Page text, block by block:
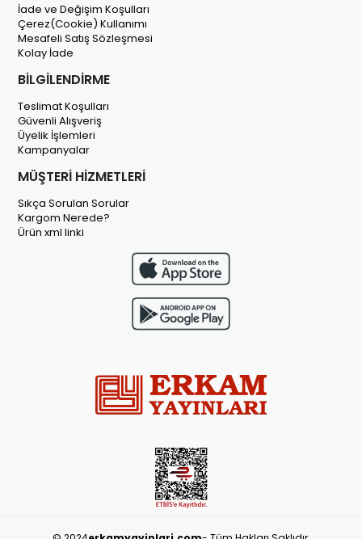
İade ve Değişim Koşulları
Çerez(Cookie) Kullanımı
Mesafeli Satış Sözleşmesi
Kolay İade
BİLGİLENDİRME
Teslimat Koşulları
Güvenli Alışveriş
Üyelik İşlemleri
Kampanyalar
MÜŞTERİ HİZMETLERİ
Sıkça Sorulan Sorular
Kargom Nerede?
Ürün xml linki